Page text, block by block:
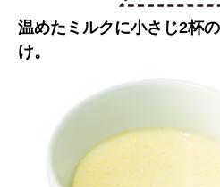
温めたミルクに小さじ2杯
け。